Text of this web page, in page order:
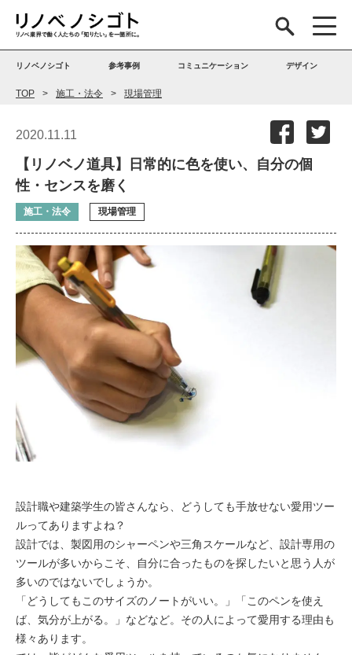
リノベノシゴト 参考事例 コミュニケーション デザイン
TOP 施工・法令 現場管理
2020.11.11
【リノベノ道具】日常的に色を使い、自分の個
性・センスを磨く
施工・法令 現場管理
設計職や建築学生の皆さんなら、どうしても手放せない愛用ツー
ルってありますよね？
設計では、製図用のシャーペンや三角スケールなど、設計専用の
ツールが多いからこそ、自分に合ったものを探したいと思う人が
多いのではないでしょうか。
「どうしてもこのサイズのノートがいい。」「このペンを使え
ば、気分が上がる。」などなど。その人によって愛用する理由も
様々あります。